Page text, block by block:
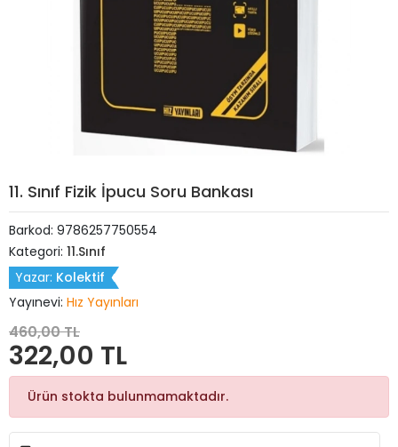
11. Sınıf Fizik İpucu Soru Bankası
Barkod: 9786257750554
Kategori: 11.Sınıf
Yazar: Kolektif
Yayınevi: Hız Yayınları
460,00 TL
322,00 TL
Ürün stokta bulunmamaktadır.